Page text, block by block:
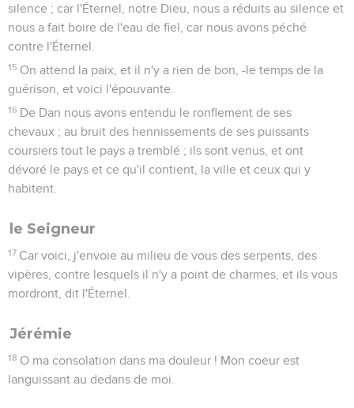
silence ; car l'Éternel, notre Dieu, nous a réduits au silence et
nous a fait boire de l'eau de fiel, car nous avons péché
contre l'Éternel.
15 On attend la paix, et il n'y a rien de bon, -le temps de la
guérison, et voici l'épouvante.
16 De Dan nous avons entendu le ronflement de ses
chevaux ; au bruit des hennissements de ses puissants
coursiers tout le pays a tremblé ; ils sont venus, et ont
dévoré le pays et ce qu'il contient, la ville et ceux qui y
habitent.
le Seigneur
17 Car voici, j'envoie au milieu de vous des serpents, des
vipères, contre lesquels il n'y a point de charmes, et ils vous
mordront, dit l'Éternel.
Jérémie
18 O ma consolation dans ma douleur ! Mon coeur est
languissant au dedans de moi.